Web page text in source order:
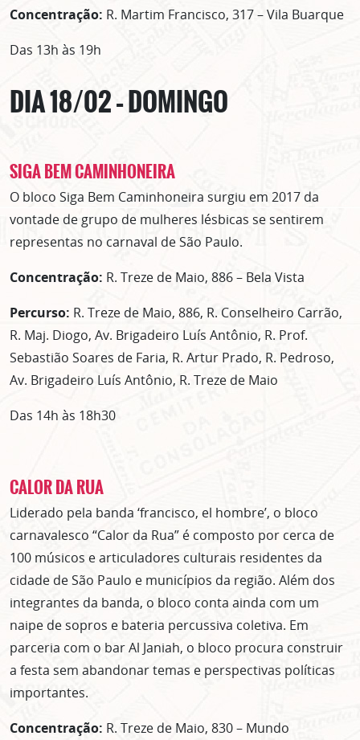
Concentração: R. Martim Francisco, 317 – Vila Buarque
Das 13h às 19h
DIA 18/02 – DOMINGO
SIGA BEM CAMINHONEIRA
O bloco Siga Bem Caminhoneira surgiu em 2017 da
vontade de grupo de mulheres lésbicas se sentirem
representas no carnaval de São Paulo.
Concentração: R. Treze de Maio, 886 – Bela Vista
Percurso: R. Treze de Maio, 886, R. Conselheiro Carrão,
R. Maj. Diogo, Av. Brigadeiro Luís Antônio, R. Prof.
Sebastião Soares de Faria, R. Artur Prado, R. Pedroso,
Av. Brigadeiro Luís Antônio, R. Treze de Maio
Das 14h às 18h30
CALOR DA RUA
Liderado pela banda ‘francisco, el hombre’, o bloco
carnavalesco “Calor da Rua” é composto por cerca de
100 músicos e articuladores culturais residentes da
cidade de São Paulo e municípios da região. Além dos
integrantes da banda, o bloco conta ainda com um
naipe de sopros e bateria percussiva coletiva. Em
parceria com o bar Al Janiah, o bloco procura construir
a festa sem abandonar temas e perspectivas políticas
importantes.
Concentração: R. Treze de Maio, 830 – Mundo
ASSINE GRATUITAMENTE
NOSSA NEWSLETTER!
Clique no botão abaixo para receber notícias sobre o
centro de São Paulo no seu email.
CLIQUE AQUI
não mostrar mais esse popup